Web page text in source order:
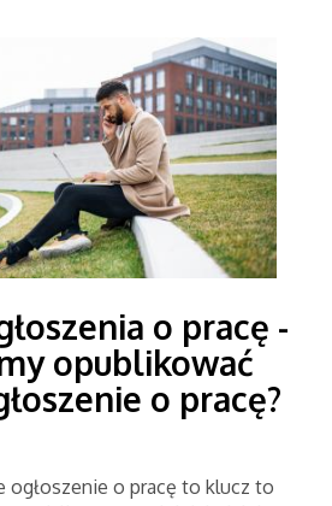
o pracę -
opublikować
o pracę?
ogłoszenie o pracę to klucz to